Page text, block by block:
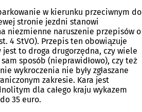
w kierunku przeciwnym do
stronie jezdni stanowi
niezmienne naruszenie przepisów o
4 StVO). Przepis ten obowiązuje
to droga drugorzędna, czy wiele
sposób (nieprawidłowo), czy też
wykroczenia nie były zgłaszane
zakresie. Kara jest
dla całego kraju wykazem
35 euro.